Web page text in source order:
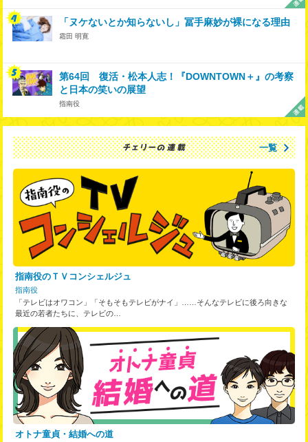
「ヌケないとか知らないし」冨手麻妙が裸になる理由
霜田 明寛
第64回 復活・松本人志！『DOWNTOWN＋』の考察
と日本の笑いの展望
指南役
一覧
指南役のＴＶコンシェルジュ
指南役
「テレビはオワコン」「そもそもテレビがナイ」……そんなテレビに後ろ向きな
最近の若者たちに、テレビの…
オトナ童貞・結婚への道